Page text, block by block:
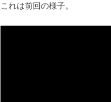
これは前回の様子。